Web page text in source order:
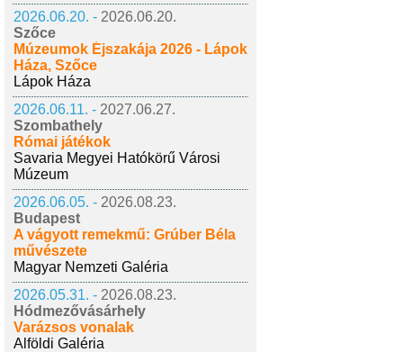
2026.06.20. - 2026.06.20.
Szőce
Múzeumok Éjszakája 2026 - Lápok
Háza, Szőce
Lápok Háza
2026.06.11. - 2027.06.27.
Szombathely
Római játékok
Savaria Megyei Hatókörű Városi
Múzeum
2026.06.05. - 2026.08.23.
Budapest
A vágyott remekmű: Grúber Béla
művészete
Magyar Nemzeti Galéria
2026.05.31. - 2026.08.23.
Hódmezővásárhely
Varázsos vonalak
Alföldi Galéria